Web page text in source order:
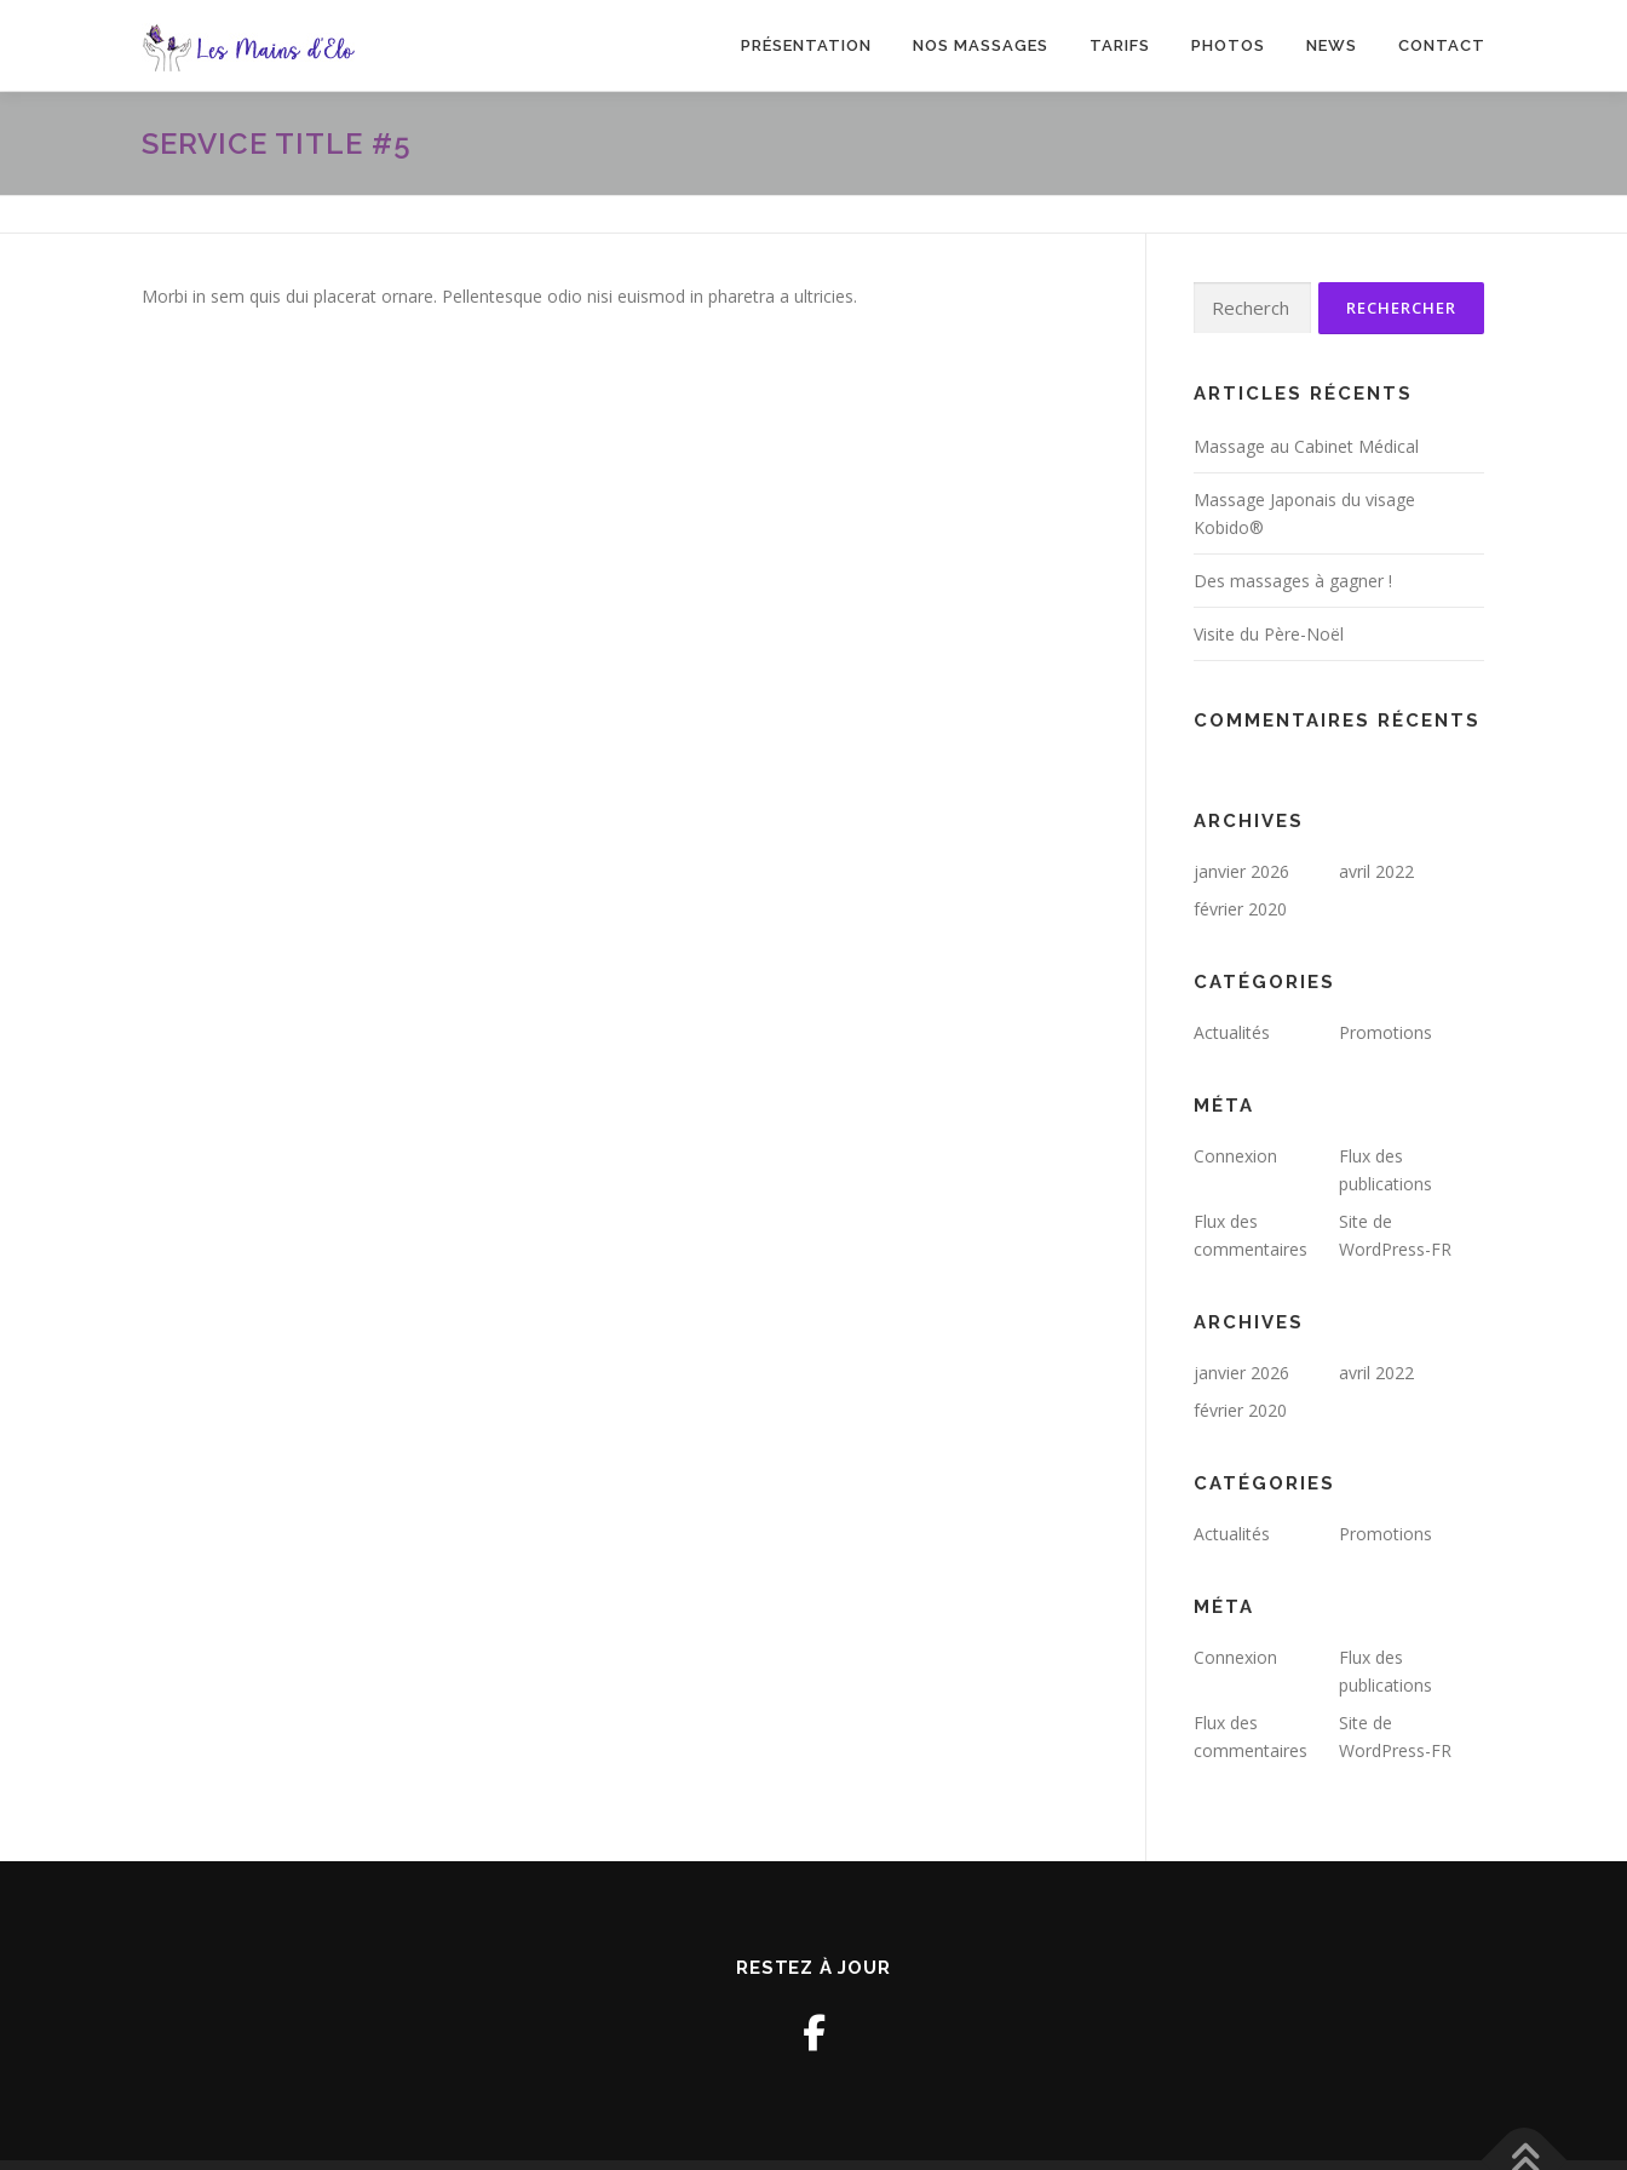
PRÉSENTATION NOS MASSAGES TARIFS PHOTOS NEWS CONTACT
SERVICE TITLE #5
Morbi in sem quis dui placerat ornare. Pellentesque odio nisi euismod in pharetra a ultricies.
ARTICLES RÉCENTS
Massage au Cabinet Médical
Massage Japonais du visage
Kobido®
Des massages à gagner !
Visite du Père-Noël
COMMENTAIRES RÉCENTS
ARCHIVES
janvier 2026
avril 2022
février 2020
CATÉGORIES
Actualités Promotions
MÉTA
Connexion
Flux des
publications
Flux des
commentaires
Site de
WordPress-FR
ARCHIVES
janvier 2026
avril 2022
février 2020
CATÉGORIES
Actualités Promotions
MÉTA
Connexion
Flux des
publications
Flux des
commentaires
Site de
WordPress-FR
RESTEZ À JOUR